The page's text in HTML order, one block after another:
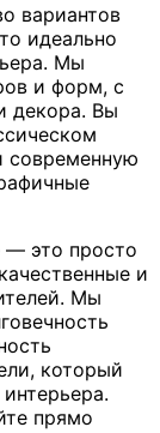
вариантов
идеально
Мы
и форм, с
декора. Вы
современную
— это просто
и
Мы
который
прямо